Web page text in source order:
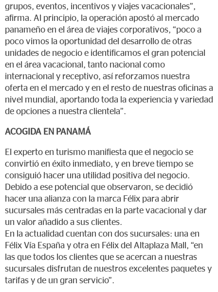
grupos, eventos, incentivos y viajes vacacionales”,
afirma. Al principio, la operación apostó al mercado
panameño en el área de viajes corporativos, “poco a
poco vimos la oportunidad del desarrollo de otras
unidades de negocio e identificamos el gran potencial
en el área vacacional, tanto nacional como
internacional y receptivo, así reforzamos nuestra
oferta en el mercado y en el resto de nuestras oficinas a
nivel mundial, aportando toda la experiencia y variedad
de opciones a nuestra clientela”.
ACOGIDA EN PANAMÁ
El experto en turismo manifiesta que el negocio se
convirtió en éxito inmediato, y en breve tiempo se
consiguió hacer una utilidad positiva del negocio.
Debido a ese potencial que observaron, se decidió
hacer una alianza con la marca Félix para abrir
sucursales más centradas en la parte vacacional y dar
un valor añadido a sus clientes.
En la actualidad cuentan con dos sucursales: una en
Félix Vía España y otra en Félix del Altaplaza Mall, “en
las que todos los clientes que se acercan a nuestras
sucursales disfrutan de nuestros excelentes paquetes y
tarifas y de un gran servicio”.